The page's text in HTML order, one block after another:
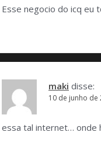
Esse negocio do icq eu
maki disse:
10 de junho de
essa tal internet… onde